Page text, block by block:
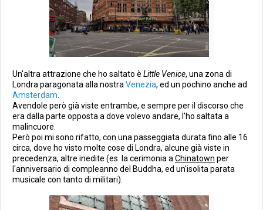
Un'altra attrazione che ho saltato è Little Venice, una zona di
Londra paragonata alla nostra Venezia, ed un pochino anche ad
Amsterdam
Avendole però già viste entrambe, e sempre per il discorso che
era dalla parte opposta a dove volevo andare, l'ho saltata a
malincuore.
Però poi mi sono rifatto, con una passeggiata durata fino alle 16
circa, dove ho visto molte cose di Londra, alcune già viste in
precedenza, altre inedite (es. la cerimonia a Chinatown per
l'anniversario di compleanno del Buddha, ed un'isolita parata
musicale con tanto di militari).